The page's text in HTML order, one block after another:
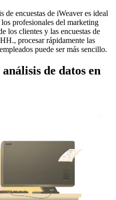
de encuestas de iWeaver es ideal
profesionales del marketing
los clientes y las encuestas de
procesar rápidamente las
puede ser más sencillo.
de datos en